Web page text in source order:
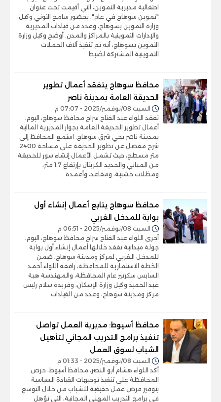
احتفالية مديرية التموين، التي أقيمت تحت عنوان
"تموين سوهاج في عام"، بحضور سامح التوني وكيل
وزارة التموين بسوهاج، وعدد من قيادات المديرية
والإدارات التموينية بالمراكز والمدن. أوضح وكيل وزارة
التموين بسوهاج، أنه تم تنفيذ آلاف الحملات
التموينية المشتركة لضبط
محافظ سوهاج يتفقد أعمال تطوير
الحديقة العامة بمدينة ناصر
السبت 08/نوفمبر/2025 - 07:07 م
تفقد اللواء عبد الفتاح سراج محافظ سوهاج، اليوم،
أعمال تطوير الحديقة العامة بجوار المديرية المالية
بمدينة ناصر بحي شرق سوهاج. استمع المحافظ إلى
شرح مفصل عن تطوير الحديقة على مساحة 2400
متر مسطح، حيث تشمل الأعمال إنشاء سور للحديقة
من المباني والحديد الكريتال بإرتفاع 1.7 متر،
ومظلات خشبية، ومقاعد، وأعمدة
محافظ سوهاج يتابع أعمال إنشاء أول
بوابة للمدخل الغربي
السبت 08/نوفمبر/2025 - 06:51 م
أجرى اللواء عبد الفتاح سراج محافظ سوهاج، اليوم،
جولة ميدانية تفقد خلالها أعمال إنشاء أول بوابة
للمدخل الغربي لمركز ومدينة سوهاج، ضمن
الخطة الاستثمارية للمحافظة، رافقه اللواء أحمد
السايس سكرتير عام المحافظة، والمهندسة هبة
عبد الحميد وكيل وزارة الإسكان، وفريدة سلام رئيس
مركز ومدينة سوهاج، وعدد من القيادات
محافظ أسيوط: مديرية العمل تواصل
تنفيذ برامج التدريب المجاني لتأهيل
الشباب لسوق العمل
السبت 08/نوفمبر/2025 - 01:33 م
أكد اللواء هشام أبو النصر، محافظ أسيوط، حرص
المحافظة على تنفيذ توجيهات القيادة السياسية
بتوفير فرص عمل حقيقية للشباب من خلال التوسع
في برامج التدريب المهني المجانية، التي تؤهل